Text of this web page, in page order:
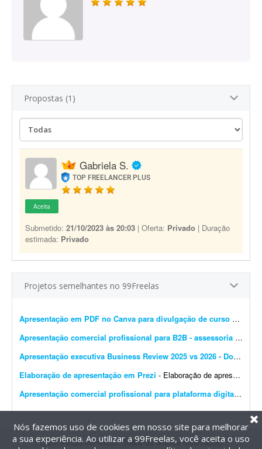
Propostas (1)
Gabriela S.
TOP FREELANCER PLUS
Aceita
Submetido: 21/10/2023 às 20:03 | Oferta: Privado | Duração
estimada: Privado
Projetos semelhantes no 99Freelas
Apresentação em PDF no Canva para divulgação de curso de estética
Apresentação comercial profissional para B2B - assessoria de marketplace
Apresentação executiva Business Review 2025 vs 2026 - Dolce & Gabbana
Elaboração de apresentação em Prezi - Elaboração de apresentação em Prezi. O que será disponibilizado para você? 1. Você terá acesso a um arquivo com os tópicos da apresenta...
Apresentação comercial profissional para plataforma digital
-
@2014-2026 99Freelas. Todos os direitos reservados.
Nós fazemos uso de cookies em nosso site para melhorar
a sua experiência. Ao utilizar a 99Freelas, você aceita o uso